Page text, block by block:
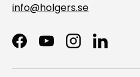
info@holgers.se
Facebook
YouTubeInstagramLinkedIn